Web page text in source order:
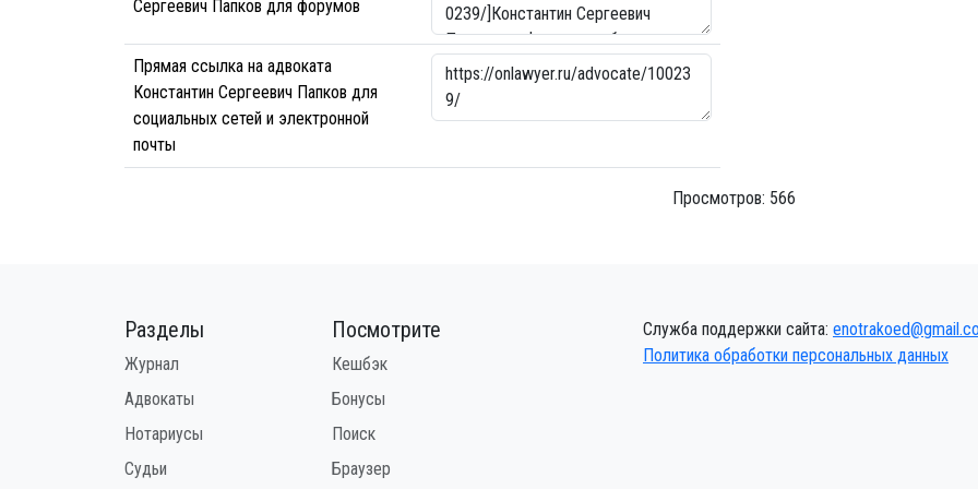
Сергеевич Папков для форумов
Прямая ссылка на адвоката
Константин Сергеевич Папков для
социальных сетей и электронной
почты
Просмотров: 566
Разделы
Журнал
Адвокаты
Нотариусы
Судьи
Посмотрите
Кешбэк
Бонусы
Поиск
Браузер
Служба поддержки сайта:
Политика обработки персональных данных